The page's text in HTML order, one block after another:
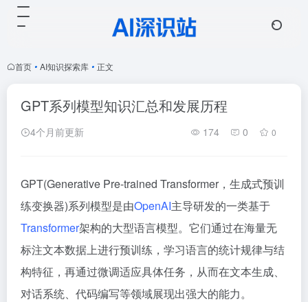
首页 • AI知识探索库 • 正文
GPT系列模型知识汇总和发展历程
4个月前更新 174 0 0
GPT(Generative Pre-trained Transformer，生成式预训
练变换器)系列模型是由OpenAI主导研发的一类基于
Transformer架构的大型语言模型。它们通过在海量无
标注文本数据上进行预训练，学习语言的统计规律与结
构特征，再通过微调适应具体任务，从而在文本生成、
对话系统、代码编写等领域展现出强大的能力。